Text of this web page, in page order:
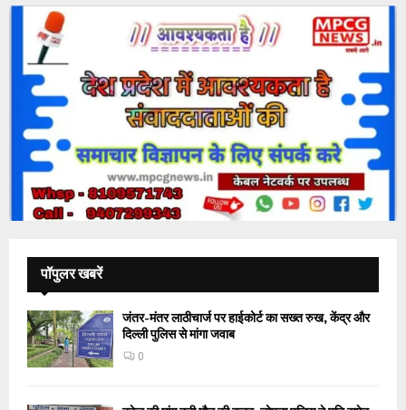
पॉपुलर खबरें
जंतर-मंतर लाठीचार्ज पर हाईकोर्ट का सख्त रुख, केंद्र और
दिल्ली पुलिस से मांगा जवाब
0